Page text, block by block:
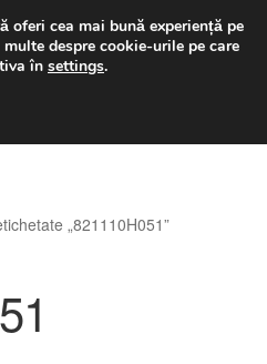
031 229 6816
„821110H051”
oferi cea mai bună experiență pe
despre cookie-urile pe care
în settings.